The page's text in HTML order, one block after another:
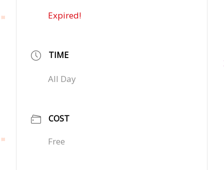
Expired!
TIME
All Day
COST
Free